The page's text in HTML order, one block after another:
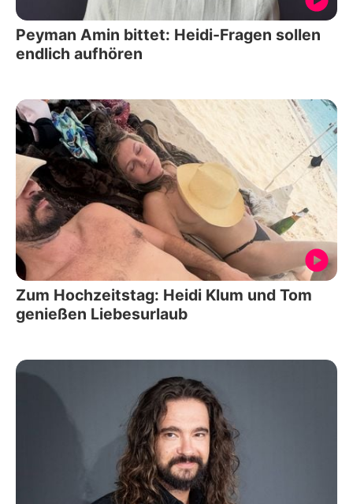
Peyman Amin bittet: Heidi-Fragen sollen
endlich aufhören
Zum Hochzeitstag: Heidi Klum und Tom
genießen Liebesurlaub